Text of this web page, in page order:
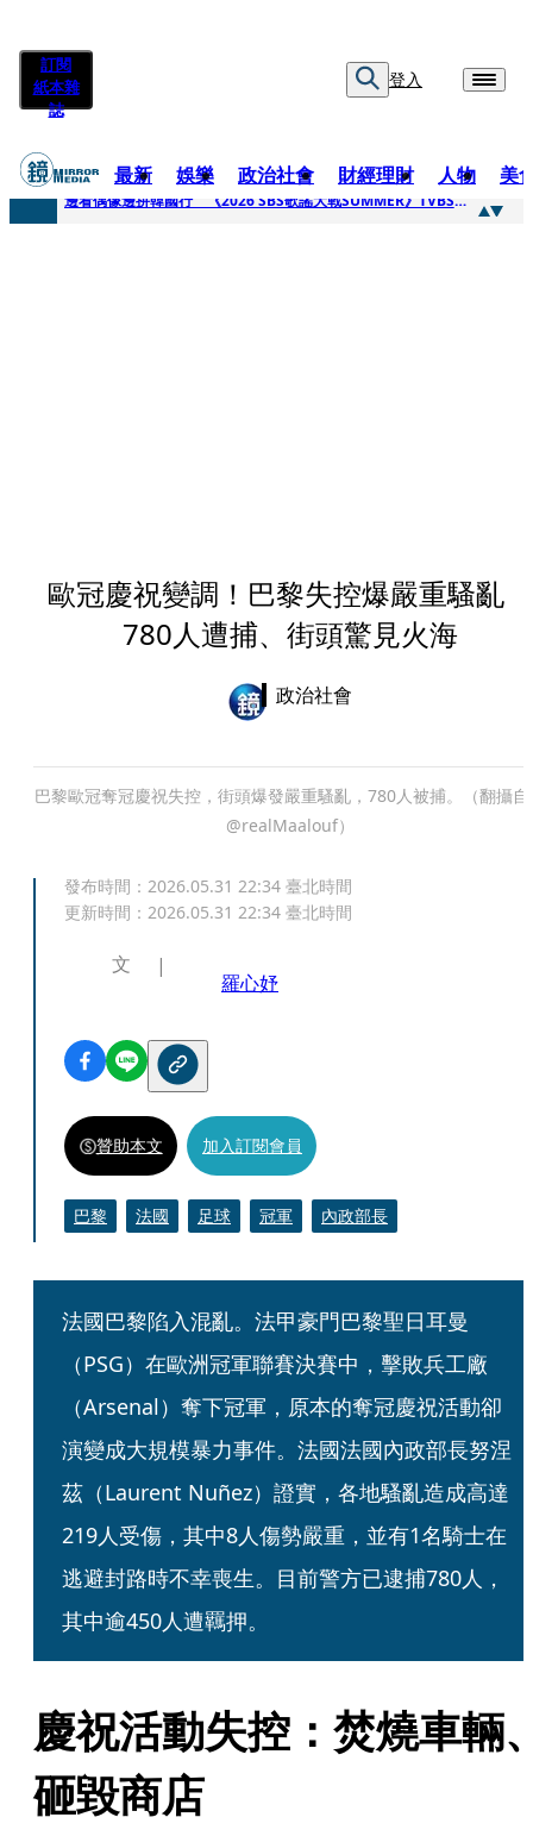
訂閱
紙本雜
誌
登入
最新 娛樂 政治社會 財經理財 人物 美
快訊
邊看偶像邊拚韓國行 《2026 SBS歌謠大戰SUMMER》TVBS直播祭追星福利
歐冠慶祝變調！巴黎失控爆嚴重騷亂
780人遭捕、街頭驚見火海
政治社會
巴黎歐冠奪冠慶祝失控，街頭爆發嚴重騷亂，780人被捕。（翻攝
@realMaalouf）
發布時間： 2026.05.31 22:34 臺北時間
更新時間： 2026.05.31 22:34 臺北時間
文
羅心妤
贊助本文 加入訂閱會員
巴黎 法國 足球 冠軍 內政部長
法國巴黎陷入混亂。法甲豪門巴黎聖日耳曼
（PSG）在歐洲冠軍聯賽決賽中，擊敗兵工廠
（Arsenal）奪下冠軍，原本的奪冠慶祝活動卻
演變成大規模暴力事件。法國法國內政部長努涅
茲（Laurent Nuñez）證實，各地騷亂造成高達
219人受傷，其中8人傷勢嚴重，並有1名騎士在
逃避封路時不幸喪生。目前警方已逮捕780人，
其中逾450人遭羈押。
慶祝活動失控：焚燒車輛
砸毀商店